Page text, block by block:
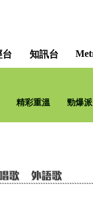
台 知訊台
精彩重溫 勁爆